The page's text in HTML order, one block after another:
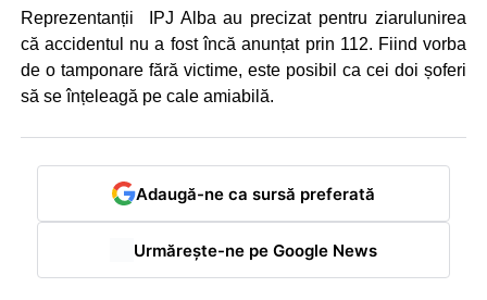
Reprezentanții IPJ Alba au precizat pentru ziarulunirea
că accidentul nu a fost încă anunțat prin 112. Fiind vorba
de o tamponare fără victime, este posibil ca cei doi șoferi
să se înțeleagă pe cale amiabilă.
Adaugă-ne ca sursă preferată
Urmărește-ne pe Google News